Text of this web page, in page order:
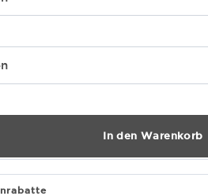
In den Warenkorb